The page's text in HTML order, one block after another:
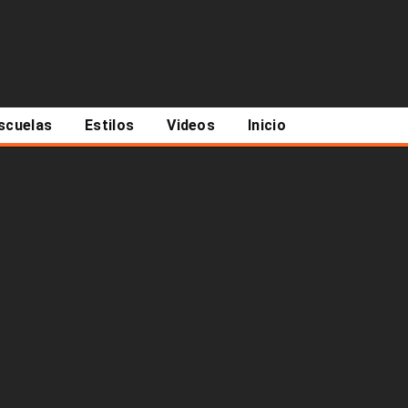
Estilos Videos Inicio